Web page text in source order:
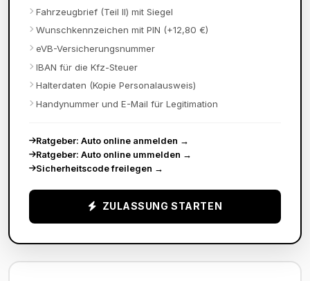
Fahrzeugbrief (Teil II) mit Siegel
Wunschkennzeichen mit PIN (+12,80 €)
eVB-Versicherungsnummer
IBAN für die Kfz-Steuer
Halterdaten (Kopie Personalausweis)
Handynummer und E-Mail für Legitimation
Ratgeber: Auto online anmelden →
Ratgeber: Auto online ummelden →
Sicherheitscode freilegen →
ZULASSUNG STARTEN